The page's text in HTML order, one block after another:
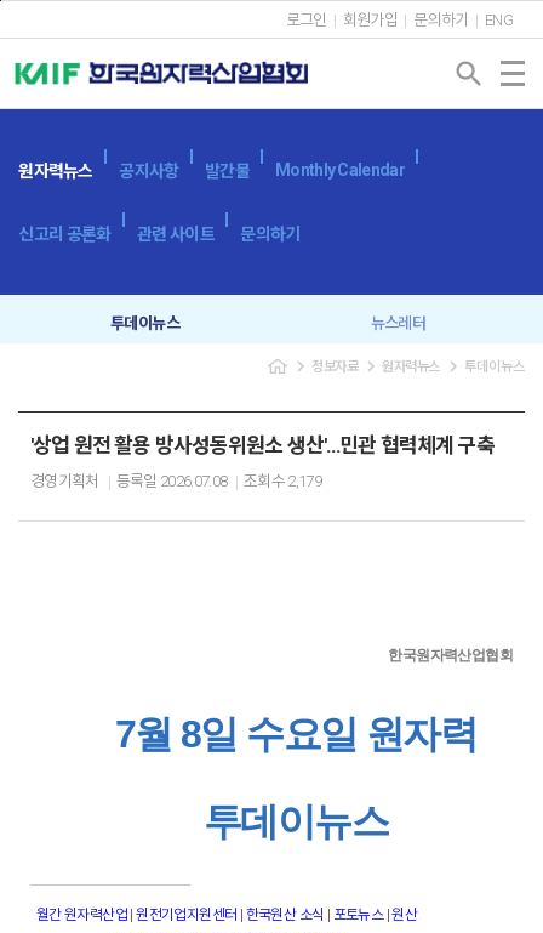
로그인 회원가입 문의하기 ENG
search
원자력뉴스 공지사항 발간물 Monthly Calendar
신고리 공론화 관련 사이트 문의하기
투데이뉴스 뉴스레터
navigate_next 정보자료 navigate_next원자력뉴스 navigate_next 투데이뉴스
'상업 원전 활용 방사성동위원소 생산'…민관 협력체계 구축
경영기획처 등록일 2026.07.08 조회수 2,179
한국원자력산업협회
7월 8일 수요일 원자력
투데이뉴스
월간 원자력산업 |원전기업지원센터 | 한국원산 소식 | 포토뉴스 |원산